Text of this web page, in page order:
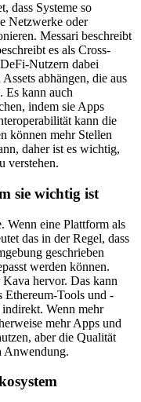
dass Systeme so
Netzwerke oder
Messari beschreibt
es als Cross-
Nutzern dabei
abhängen, die aus
Es kann auch
indem sie Apps
kann die
können mehr Stellen
daher ist es wichtig,
verstehen.
sie wichtig ist
Wenn eine Plattform als
das in der Regel, dass
geschrieben
werden können.
hervor. Das kann
Tools und -
Wenn mehr
mehr Apps und
aber die Qualität
Anwendung.